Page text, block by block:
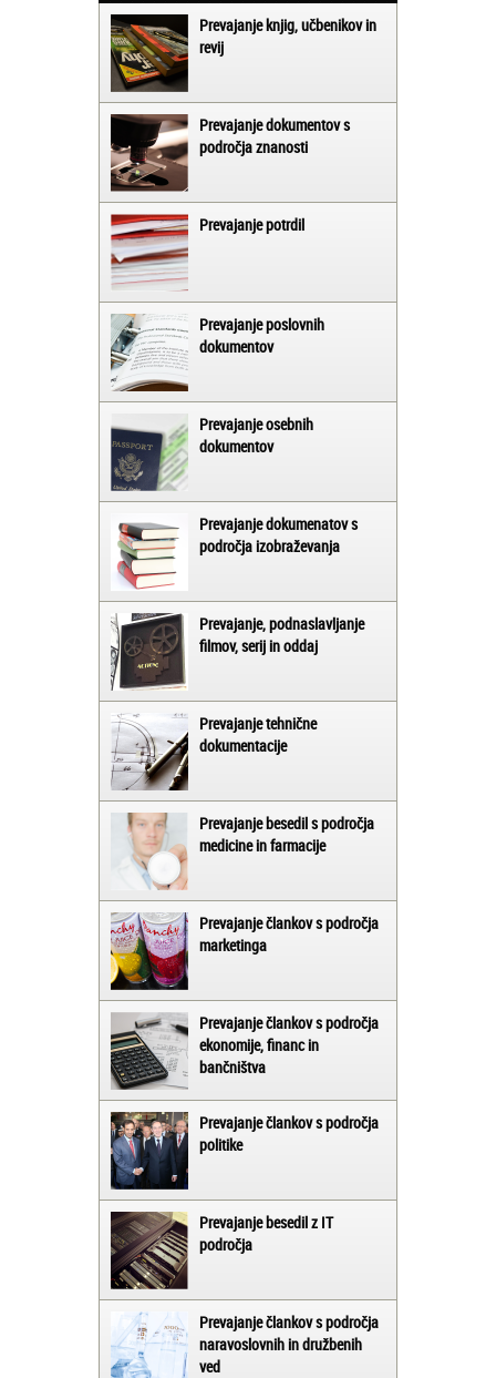
Prevajanje knjig, učbenikov in
revij
Prevajanje dokumentov s
področja znanosti
Prevajanje potrdil
Prevajanje poslovnih
dokumentov
Prevajanje osebnih
dokumentov
Prevajanje dokumenatov s
področja izobraževanja
Prevajanje, podnaslavljanje
filmov, serij in oddaj
Prevajanje tehnične
dokumentacije
Prevajanje besedil s področja
medicine in farmacije
Prevajanje člankov s področja
marketinga
Prevajanje člankov s področja
ekonomije, financ in
bančništva
Prevajanje člankov s področja
politike
Prevajanje besedil z IT
področja
Prevajanje člankov s področja
naravoslovnih in družbenih
ved